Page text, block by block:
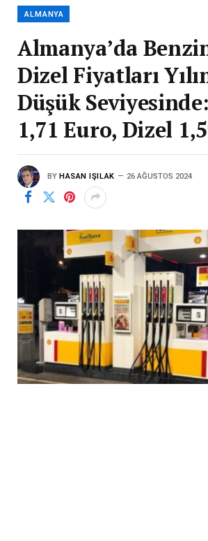
ALMANYA
Almanya’da
Dizel Fiyatları
Düşük
1,71 Euro, Dizel
BY HASAN IŞILAK 26 AĞUSTOS 2024